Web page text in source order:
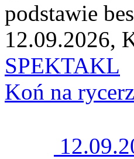
podstawie
12.09.2026,
SPEKTAKL
Koń na